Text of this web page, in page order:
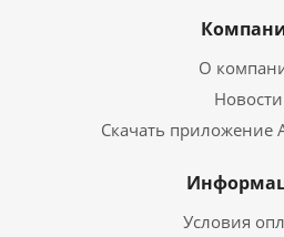
О
Новости
Скачать приложение
Условия